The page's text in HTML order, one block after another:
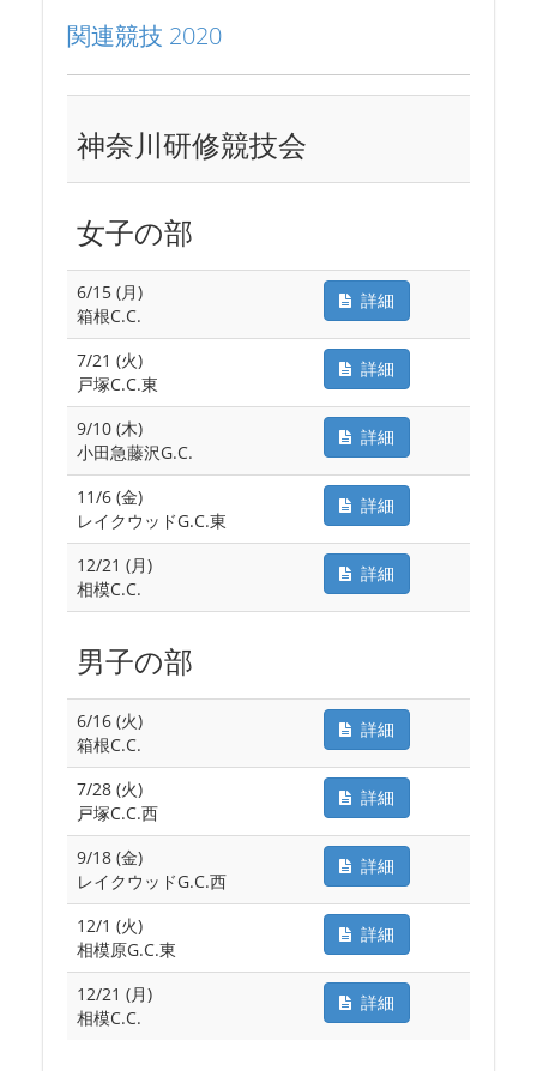
関連競技 2020
神奈川研修競技会
女子の部
6/15 (月)
箱根C.C.
詳細
7/21 (火)
戸塚C.C.東
詳細
9/10 (木)
小田急藤沢G.C.
詳細
11/6 (金)
レイクウッドG.C.東
詳細
12/21 (月)
相模C.C.
詳細
男子の部
6/16 (火)
箱根C.C.
詳細
7/28 (火)
戸塚C.C.西
詳細
9/18 (金)
レイクウッドG.C.西
詳細
12/1 (火)
相模原G.C.東
詳細
12/21 (月)
相模C.C.
詳細